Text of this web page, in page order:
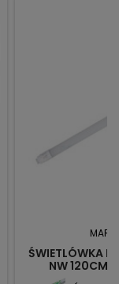
ŚWIETLÓWKA
NW 120CM